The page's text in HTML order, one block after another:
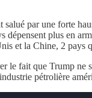
par une forte
plus en
et la Chine, 2 pays
le fait que Trump
pétrolière